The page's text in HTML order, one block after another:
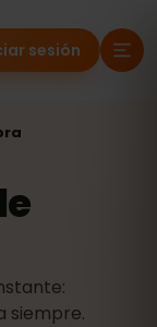
sesión
siempre.